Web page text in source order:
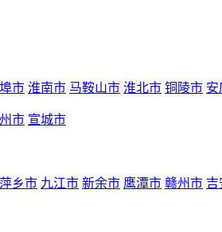
市 淮南市 马鞍山市 淮北市 铜陵市 安
市 宣城市
萍乡市 九江市 新余市 鹰潭市 赣州市 吉